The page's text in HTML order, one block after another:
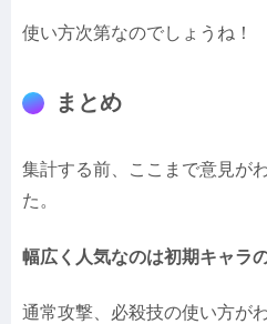
使い方次第なのでしょうね！
まとめ
集計する前、ここまで意見が
た。
幅広く人気なのは初期キャラ
通常攻撃、必殺技の使い方が